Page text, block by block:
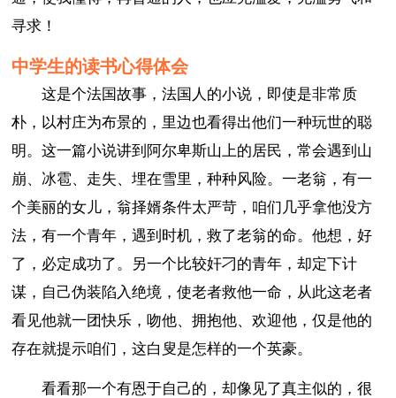
寻求！
中学生的读书心得体会
这是个法国故事，法国人的小说，即使是非常质
朴，以村庄为布景的，里边也看得出他们一种玩世的聪
明。这一篇小说讲到阿尔卑斯山上的居民，常会遇到山
崩、冰雹、走失、埋在雪里，种种风险。一老翁，有一
个美丽的女儿，翁择婿条件太严苛，咱们几乎拿他没方
法，有一个青年，遇到时机，救了老翁的命。他想，好
了，必定成功了。另一个比较奸刁的青年，却定下计
谋，自己伪装陷入绝境，使老者救他一命，从此这老者
看见他就一团快乐，吻他、拥抱他、欢迎他，仅是他的
存在就提示咱们，这白叟是怎样的一个英豪。
看看那一个有恩于自己的，却像见了真主似的，很